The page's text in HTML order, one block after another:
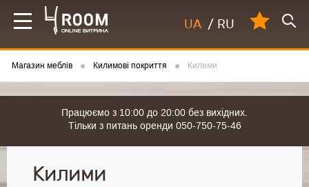
UA / RU
Магазин меблів Килимові покриття Килими
Працюємо з 10:00 до 20:00 без вихідних.
Тільки з питань оренди 050-750-75-46
Килими